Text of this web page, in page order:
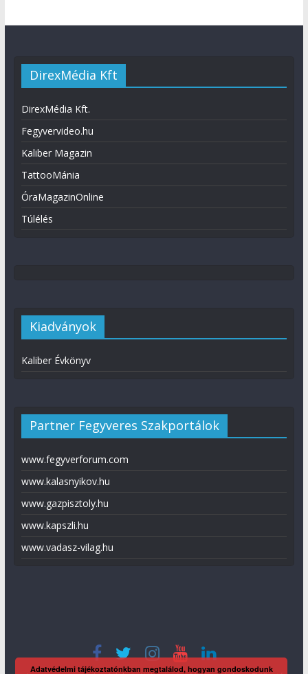
DirexMédia Kft
DirexMédia Kft.
Fegyvervideo.hu
Kaliber Magazin
TattooMánia
ÓraMagazinOnline
Túlélés
Kiadványok
Kaliber Évkönyv
Partner Fegyveres Szakportálok
www.fegyverforum.com
www.kalasnyikov.hu
www.gazpisztoly.hu
www.kapszli.hu
www.vadasz-vilag.hu
Adatvédelmi tájékoztatónkban megtalálod, hogyan gondoskodunk